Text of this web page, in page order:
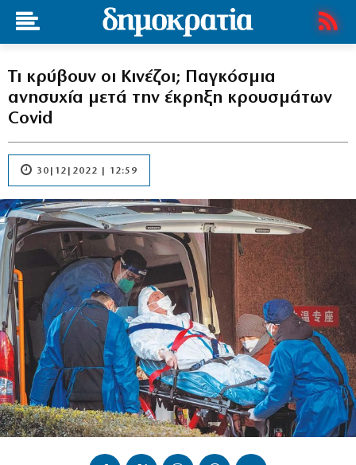
Τι κρύβουν οι Κινέζοι; Παγκόσμια
ανησυχία μετά την έκρηξη κρουσμάτων
Covid
30|12|2022 | 12:59